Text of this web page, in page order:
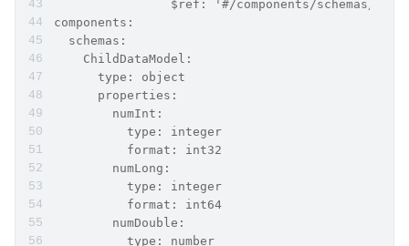
$ref: '#/components/schemas/
components:
  schemas:
    ChildDataModel:
      type: object
      properties:
        numInt:
          type: integer
          format: int32
        numLong:
          type: integer
          format: int64
        numDouble:
          type: number